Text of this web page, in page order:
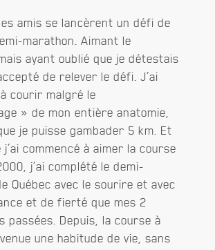
amis se lancèrent un défi de
marathon. Aimant le
ayant oublié que je détestais
de relever le défi. J’ai
courir malgré le
» de mon entière anatomie,
je puisse gambader 5 km. Et
j’ai commencé à aimer la course
j’ai complété le demi-
Québec avec le sourire et avec
et de fierté que mes 2
passées. Depuis, la course à
une habitude de vie, sans